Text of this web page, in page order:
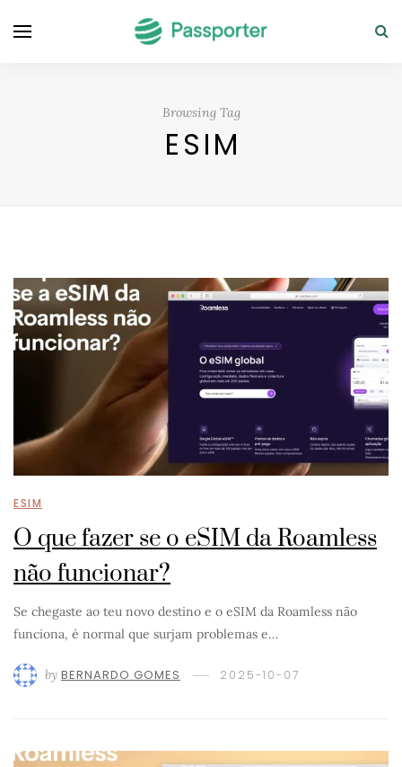
Browsing Tag
ESIM
ESIM
O que fazer se o eSIM da Roamless
não funcionar?
Se chegaste ao teu novo destino e o eSIM da Roamless não
funciona, é normal que surjam problemas e…
by BERNARDO GOMES 2025-10-07